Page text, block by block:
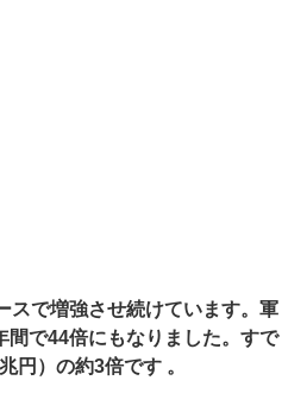
で増強させ続けています。軍
間で44倍にもなりました。すで
円）の約3倍です 。